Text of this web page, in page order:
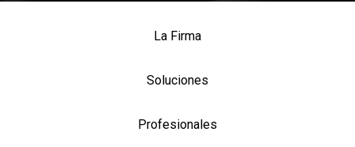
La Firma
Soluciones
Profesionales